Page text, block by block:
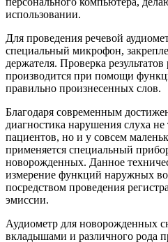
использовании.
Для проведения речевой
специальный микрофон,
держателя. Проверка
производится при помощи
правильно произнесенных слов.
Благодаря современным
диагностика нарушения слуха не
пациентов, но и у совсем
применяется специальный
новорожденных. Данное
измерение функций наружных
посредством проведения
эмиссии.
Аудиометр для новорожденных
вкладышами и различного рода